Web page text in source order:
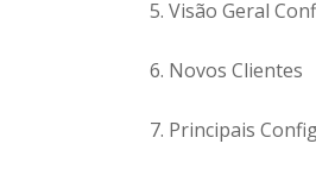
Visão Geral
Novos Clientes
Principais